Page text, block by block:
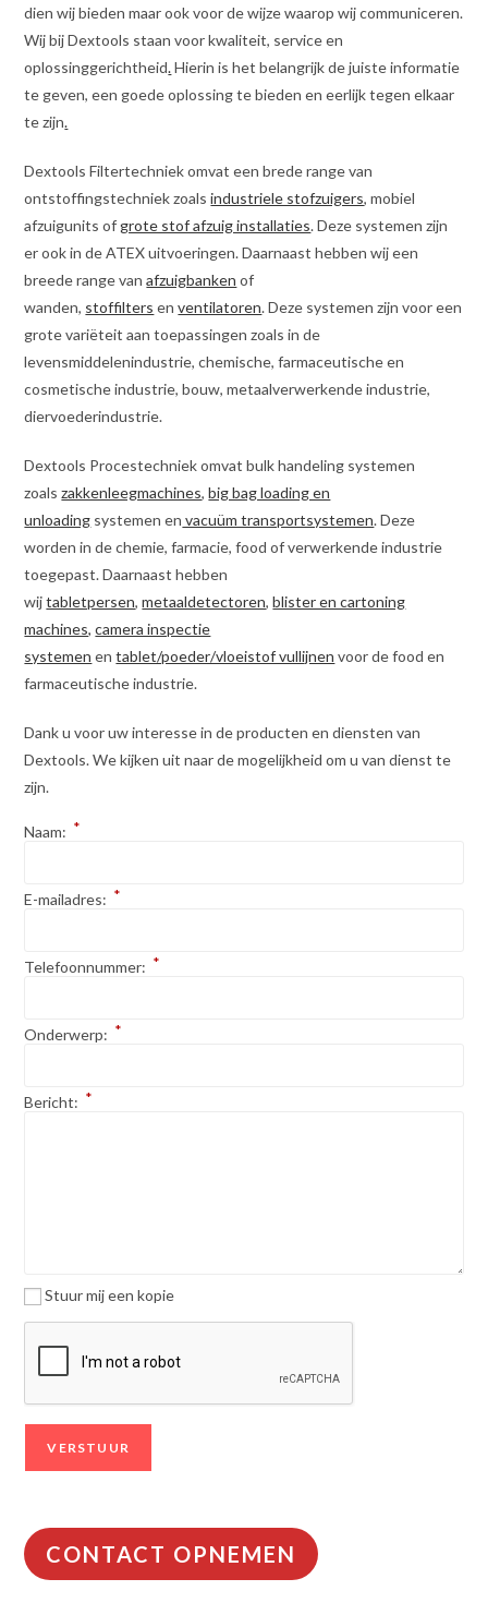
dien wij bieden maar ook voor de wijze waarop wij communiceren.
Wij bij Dextools staan voor kwaliteit, service en
oplossinggerichtheid.Hierin is het belangrijk de juiste informatie
te geven, een goede oplossing te bieden en eerlijk tegen elkaar
te zijn.
Dextools Filtertechniek omvat een brede range van
ontstoffingstechniek zoalsindustriele stofzuigers, mobiel
afzuigunits of grote stof afzuig installaties. Deze systemen zijn
er ook in de ATEX uitvoeringen. Daarnaast hebben wij een
breede range vanafzuigbanken of
wanden, stoffilters enventilatoren. Deze systemen zijn voor een
grote variëteit aan toepassingen zoals in de
levensmiddelenindustrie, chemische, farmaceutische en
cosmetische industrie, bouw, metaalverwerkende industrie,
diervoederindustrie.
Dextools Procestechniek omvat bulk handeling systemen
zoalszakkenleegmachines,big bag loading en
unloading systemen en vacuüm transportsystemen. Deze
worden in de chemie, farmacie, food of verwerkende industrie
toegepast. Daarnaast hebben
wijtabletpersen,metaaldetectoren,blister en cartoning
machines, camera inspectie
systemen entablet/poeder/vloeistof vullijnen voor de food en
farmaceutische industrie.
Dank u voor uw interesse in de producten en diensten van
Dextools. We kijken uit naar de mogelijkheid om u van dienst te
zijn.
Naam: *
E-mailadres: *
Telefoonnummer: *
Onderwerp: *
Bericht: *
Stuur mij een kopie
CONTACT OPNEMEN